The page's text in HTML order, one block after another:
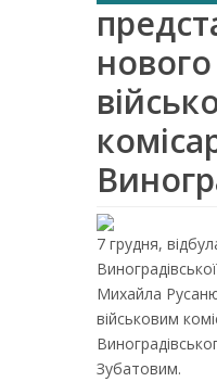
нового
7 грудня,
Михайла
військовим
Зубатовим.